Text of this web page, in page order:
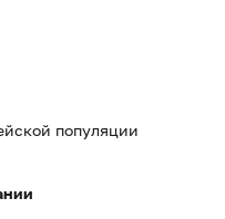
популяции